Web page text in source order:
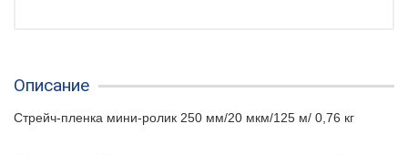
Описание
Стрейч-пленка мини-ролик 250 мм/20 мкм/125 м/ 0,76 кг